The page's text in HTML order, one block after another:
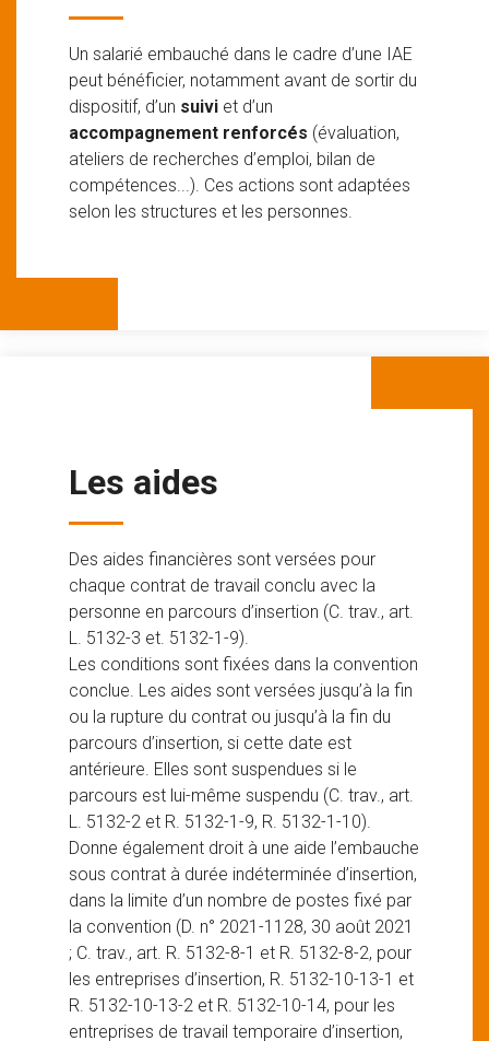
Un salarié embauché dans le cadre d’une IAE
peut bénéficier, notamment avant de sortir du
dispositif, d’un suivi et d’un
accompagnement renforcés (évaluation,
ateliers de recherches d’emploi, bilan de
compétences...). Ces actions sont adaptées
selon les structures et les personnes.
Les aides
Des aides financières sont versées pour
chaque contrat de travail conclu avec la
personne en parcours d’insertion (C. trav., art.
L. 5132-3 et. 5132-1-9).
Les conditions sont fixées dans la convention
conclue. Les aides sont versées jusqu’à la fin
ou la rupture du contrat ou jusqu’à la fin du
parcours d’insertion, si cette date est
antérieure. Elles sont suspendues si le
parcours est lui-même suspendu (C. trav., art.
L. 5132-2 et R. 5132-1-9, R. 5132-1-10).
Donne également droit à une aide l’embauche
sous contrat à durée indéterminée d’insertion,
dans la limite d’un nombre de postes fixé par
la convention (D. n° 2021-1128, 30 août 2021
; C. trav., art. R. 5132-8-1 et R. 5132-8-2, pour
les entreprises d’insertion, R. 5132-10-13-1 et
R. 5132-10-13-2 et R. 5132-10-14, pour les
entreprises de travail temporaire d’insertion,